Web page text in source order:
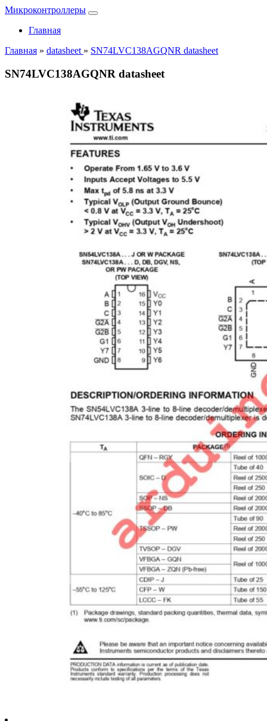
Микроконтроллеры
Главная
Главная » datasheet » SN74LVC138AGQNR datasheet
SN74LVC138AGQNR datasheet